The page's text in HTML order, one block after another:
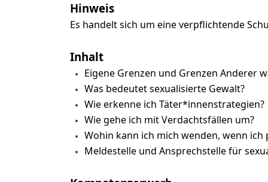
Hinweis
Es handelt sich um eine verpflichtende
Inhalt
Eigene Grenzen und Grenzen Anderer
Was bedeutet sexualisierte Gewalt?
Wie erkenne ich Täter*innenstrategien?
Wie gehe ich mit Verdachtsfällen um?
Wohin kann ich mich wenden, wenn
Meldestelle und Ansprechstelle für